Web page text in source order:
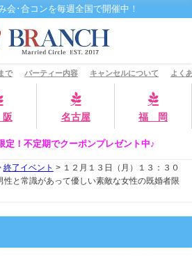
会･合コンを毎週全国で開催中！
で パーティー内容 キャンセルについて よく
名古屋 福 岡
定！不定期でクーポンプレゼント中♪
終了イベント > １２月１３日（月）１３：３０
性と常識があって優しい素敵な女性の既婚者限